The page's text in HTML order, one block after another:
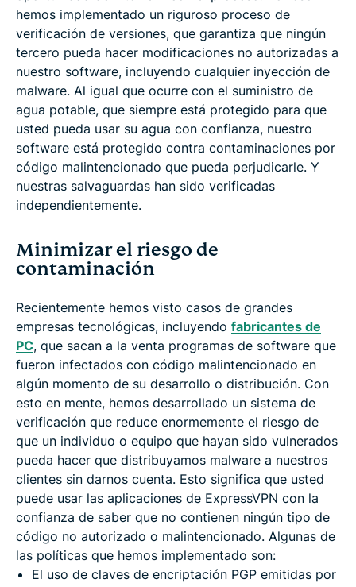
hemos implementado un riguroso proceso de
verificación de versiones, que garantiza que ningún
tercero pueda hacer modificaciones no autorizadas a
nuestro software, incluyendo cualquier inyección de
malware. Al igual que ocurre con el suministro de
agua potable, que siempre está protegido para que
usted pueda usar su agua con confianza, nuestro
software está protegido contra contaminaciones por
código malintencionado que pueda perjudicarle. Y
nuestras salvaguardas han sido verificadas
independientemente.
Minimizar el riesgo de
contaminación
Recientemente hemos visto casos de grandes
empresas tecnológicas, incluyendo fabricantes de
PC, que sacan a la venta programas de software que
fueron infectados con código malintencionado en
algún momento de su desarrollo o distribución. Con
esto en mente, hemos desarrollado un sistema de
verificación que reduce enormemente el riesgo de
que un individuo o equipo que hayan sido vulnerados
pueda hacer que distribuyamos malware a nuestros
clientes sin darnos cuenta. Esto significa que usted
puede usar las aplicaciones de ExpressVPN con la
confianza de saber que no contienen ningún tipo de
código no autorizado o malintencionado. Algunas de
las políticas que hemos implementado son:
El uso de claves de encriptación PGP emitidas por